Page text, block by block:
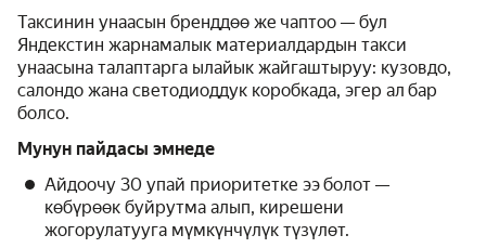
Таксинин унаасын бренддөө же чаптоо — бул
Яндекстин жарнамалык материалдардын такси
унаасына талаптарга ылайык жайгаштыруу: кузовдо,
салондо жана светодиоддук коробкада, эгер ал бар
болсо.
Мунун пайдасы эмнеде
Айдоочу 30 упай приоритетке ээ болот —
көбүрөөк буйрутма алып, кирешени
жогорулатууга мүмкүнчүлүк түзүлөт.